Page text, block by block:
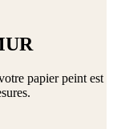
papier peint est